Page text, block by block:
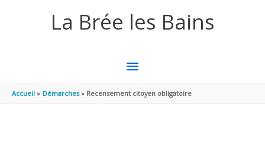
La Brée les Bains
MENU
PRINCIPAL
Accueil Démarches Recensement citoyen obligatoire